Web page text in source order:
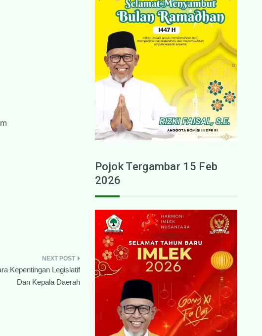
Kepentingan Legislatif
Dan Kepala Daerah
Pojok Tergambar 15 Feb
2026